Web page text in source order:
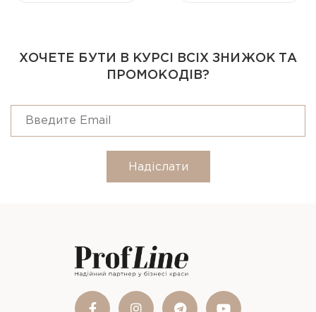
ХОЧЕТЕ БУТИ В КУРСІ ВСІХ ЗНИЖОК ТА
ПРОМОКОДІВ?
Надіслати